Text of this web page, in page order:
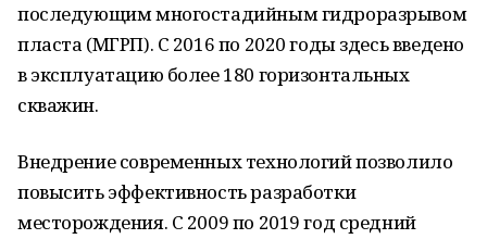
последующим многостадийным гидроразрывом
пласта (МГРП). С 2016 по 2020 годы здесь введено
в эксплуатацию более 180 горизонтальных
скважин.
Внедрение современных технологий позволило
повысить эффективность разработки
месторождения. С 2009 по 2019 год средний